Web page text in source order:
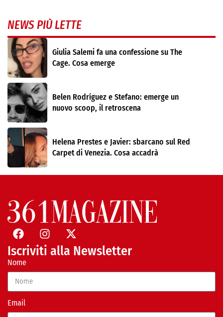
NEWS PIÙ LETTE
Giulia Salemi fa una confessione su The
Cage. Cosa emerge
Belen Rodríguez e Stefano: emerge un
nuovo scoop, il retroscena
Helena Prestes e Javier: sbarcano sul Red
Carpet di Venezia. Cosa accadrà
Iscriviti alla Newsletter
Nome
Email